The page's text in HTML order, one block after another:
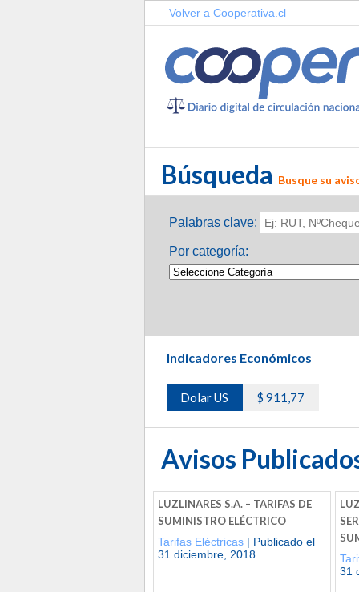
Volver a Cooperativa.cl
Búsqueda Busque su
Palabras clave:
Por categoría:
Indicadores Económicos
Dolar US $ 911,77
Avisos
LUZLINARES S.A. – TARIFAS DE
SUMINISTRO ELÉCTRICO
Tarifas Eléctricas | Publicado el
31 diciembre, 2018
31